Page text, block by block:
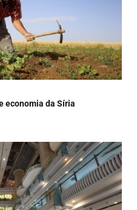
economia da Síria